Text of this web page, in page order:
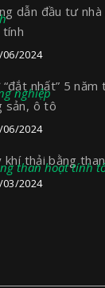
dẫn đầu tư
06/2024
nhất” 5
sản, ô tô
06/2024
khí thải bằng
03/2024